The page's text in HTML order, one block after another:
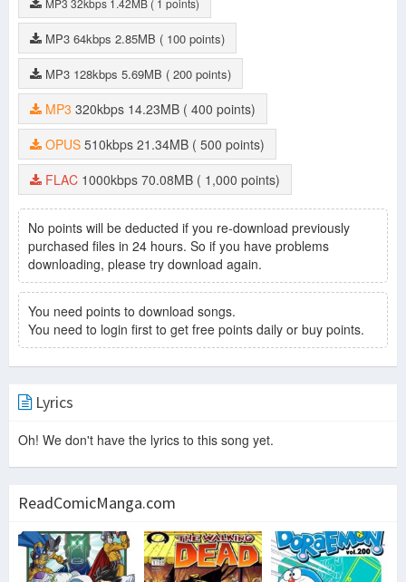
MP3 32kbps 1.42MB ( 1 points)
MP3 64kbps 2.85MB ( 100 points)
MP3 128kbps 5.69MB ( 200 points)
MP3 320kbps 14.23MB
( 400 points)
OPUS 510kbps 21.34MB
( 500 points)
FLAC 1000kbps 70.08MB ( 1,000 points)
No points will be deducted if you re-download previously
purchased files in 24 hours. So if you have problems
downloading, please try download again.
You need points to download songs.
You need to login first to get free points daily or buy points.
Lyrics
Oh! We don't have the lyrics to this song yet.
ReadComicManga.com